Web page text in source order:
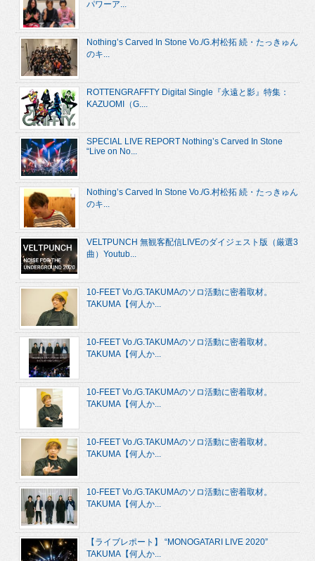
パワーア...
Nothing’s Carved In Stone Vo./G.村松拓 続・たっきゅん
のキ...
ROTTENGRAFFTY Digital Single『永遠と影』特集：
KAZUOMI（G....
SPECIAL LIVE REPORT Nothing’s Carved In Stone
“Live on No...
Nothing’s Carved In Stone Vo./G.村松拓 続・たっきゅん
のキ...
VELTPUNCH 無観客配信LIVEのダイジェスト版（厳選3
曲）Youtub...
10-FEET Vo./G.TAKUMAのソロ活動に密着取材。
TAKUMA【何人か...
10-FEET Vo./G.TAKUMAのソロ活動に密着取材。
TAKUMA【何人か...
10-FEET Vo./G.TAKUMAのソロ活動に密着取材。
TAKUMA【何人か...
10-FEET Vo./G.TAKUMAのソロ活動に密着取材。
TAKUMA【何人か...
10-FEET Vo./G.TAKUMAのソロ活動に密着取材。
TAKUMA【何人か...
【ライブレポート】 “MONOGATARI LIVE 2020”
TAKUMA【何人か...